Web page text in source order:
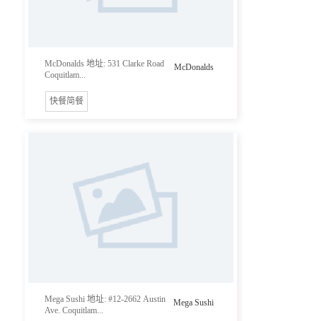
McDonalds
McDonalds 地址: 531 Clarke Road
Coquitlam...
快餐简餐
Mega Sushi
Mega Sushi 地址: #12-2662 Austin
Ave. Coquitlam...